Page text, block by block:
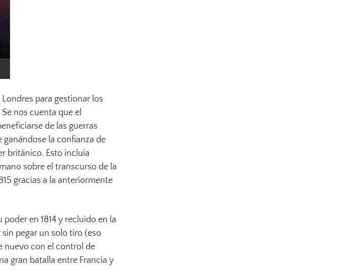
para gestionar los
nos cuenta que el
de las guerras
ganándose la confianza de
británico. Esto incluía
sobre el transcurso de la
gracias a la anteriormente
en 1814 y recluido en la
sin pegar un solo tiro (eso
nuevo con el control de
gran batalla entre Francia y